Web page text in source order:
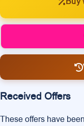
Received Offers
These offers have